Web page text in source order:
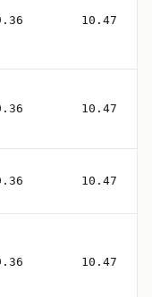
10.47
10.47
10.47
10.47